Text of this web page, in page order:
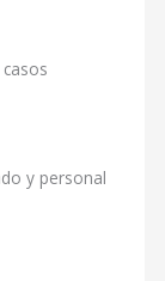
y personal